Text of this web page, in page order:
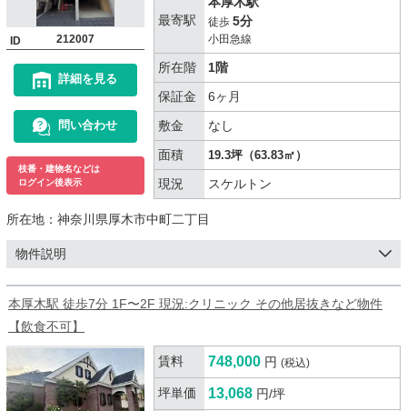
ID 212007
詳細を見る
問い合わせ
枝番・建物名などは
ログイン後表示
最寄駅 徒歩 5分
小田急線
所在階
1階
保証金
6ヶ月
敷金
なし
面積
19.3坪（63.83㎡）
現況 スケルトン
所在地： 神奈川県厚木市中町二丁目
物件説明
本厚木駅 徒歩7分 1F〜2F 現況:クリニック その他居抜きなど物件
【飲食不可】
賃料 748,000 円 (税込)
坪単価 13,068 円/坪